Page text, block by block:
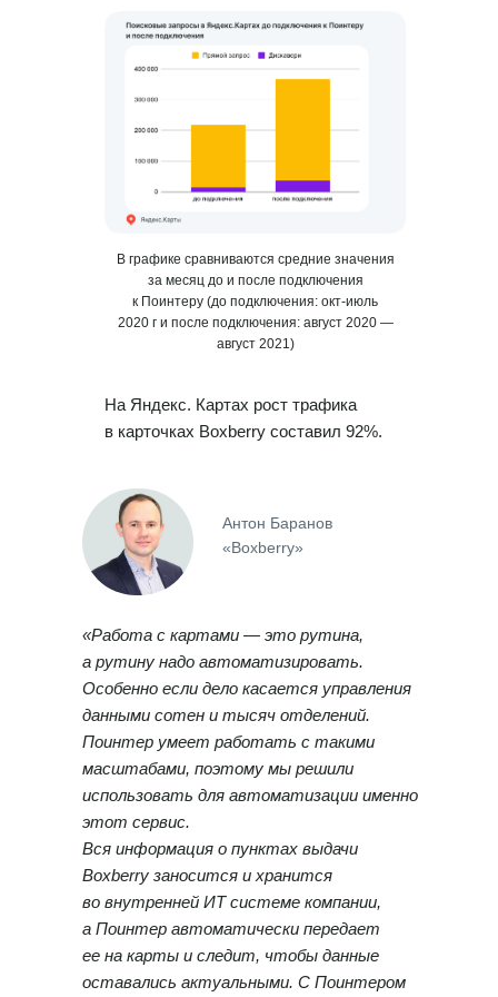
В графике сравниваются средние значения
за месяц до и после подключения
к Поинтеру (до подключения: окт-июль
2020 г и после подключения: август 2020 —
август 2021)
На Яндекс. Картах рост трафика
в карточках Boxberry составил 92%.
Антон Баранов
«Boxberry»
«Работа с картами — это рутина,
а рутину надо автоматизировать.
Особенно если дело касается управления
данными сотен и тысяч отделений.
Поинтер умеет работать с такими
масштабами, поэтому мы решили
использовать для автоматизации именно
этот сервис.
Вся информация о пунктах выдачи
Boxberry заносится и хранится
во внутренней ИТ системе компании,
а Поинтер автоматически передает
ее на карты и следит, чтобы данные
оставались актуальными. С Поинтером
Статистика по отзывам
О компании
Наши клиенты
Сотрудничество
Активатор отзывов
Полезные материалы
Статьи про геомаркетинг
Кейсы наших клиентов
Платформы
Генератор ответов на отзывы